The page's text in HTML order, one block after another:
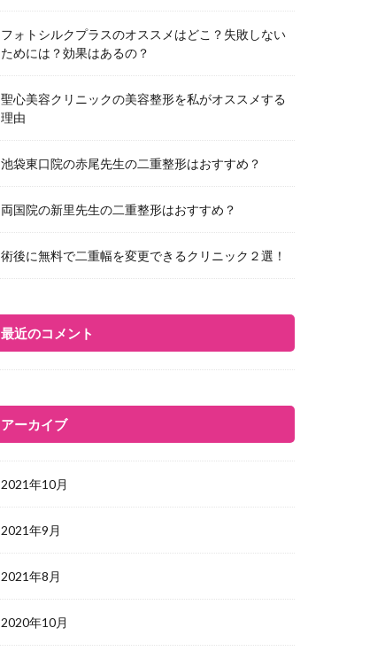
フォトシルクプラスのオススメはどこ？失敗しない
ためには？効果はあるの？
聖心美容クリニックの美容整形を私がオススメする
理由
池袋東口院の赤尾先生の二重整形はおすすめ？
両国院の新里先生の二重整形はおすすめ？
術後に無料で二重幅を変更できるクリニック２選！
最近のコメント
アーカイブ
2021年10月
2021年9月
2021年8月
2020年10月